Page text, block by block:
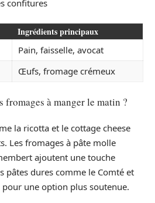
confitures
Ingrédients principaux
Pain, faisselle, avocat
Œufs, fromage crémeux
fromages à manger le matin ?
la ricotta et le cottage cheese
Les fromages à pâte molle
ajoutent une touche
pâtes dures comme le Comté et
pour une option plus soutenue.